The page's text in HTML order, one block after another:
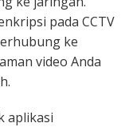
pada CCTV
ke
video Anda
aplikasi